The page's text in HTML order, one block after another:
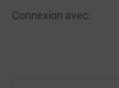
Connexion avec: